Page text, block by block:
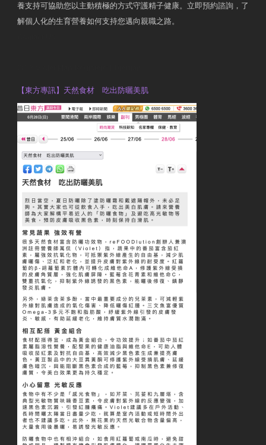
養支持可協助您以主動積極的方式守護精子健康。立即預約諮詢，了
解個人化的生育營養如何支持您邁向親職之路。
【東方專訊】天然食材 吃出防曬美肌